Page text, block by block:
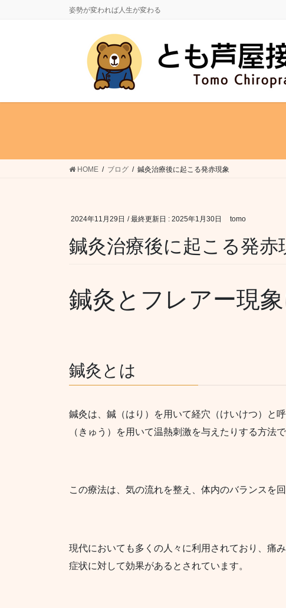
動
に
姿勢が変われば人生が変わる
HOME ブログ 鍼灸治療後に起こる発赤現象
2024年11月29日 / 最終更新日 : 2025年1月30日 tomo
鍼灸治療後に起こる発赤
鍼灸とフレアー現
鍼灸とは
鍼灸は、鍼（はり）を用いて経穴（けいけつ）と
（きゅう）を用いて温熱刺激を与えたりする方法で
この療法は、気の流れを整え、体内のバランスを
現代においても多くの人々に利用されており、痛
症状に対して効果があるとされています。